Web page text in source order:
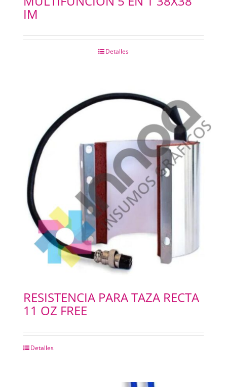
IM
Detalles
RESISTENCIA PARA TAZA RECTA
11 OZ FREE
Detalles